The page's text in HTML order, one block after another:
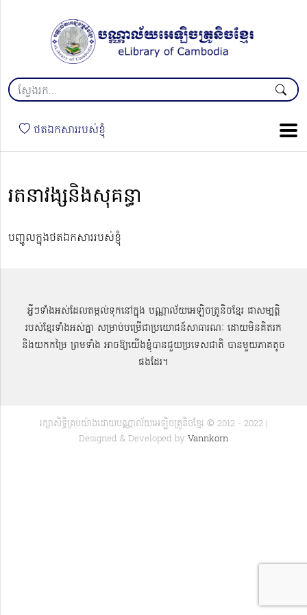
ថតឯកសាររបស់ខ្ញុំ
រតនាវង្សនិងសុគន្ធា
បញ្ចូលក្នុងថតឯកសាររបស់ខ្ញុំ
អ្វីៗទាំងអស់ដែលតម្កល់ទុកនៅក្នុង បណ្ណាល័យអេឡិចត្រូនិចខ្មែរ ជាសម្បតិ្ត
របស់ខ្មែរទាំងអស់គ្នា សម្រាប់បម្រើជាប្រយោជន៍សាធារណៈ ដោយមិនគិតរក
និងយកកម្រៃ ព្រមទាំង អាចឱ្យយើងខ្ញុំបានជួយប្រទេសជាតិ បានមួយភាគតូច
ផងដែរ។
រក្សាសិទ្ធិគ្រប់យ៉ាងដោយបណ្ណាល័យអេឡិចត្រូនិចខ្មែរ © 2012 - 2022 |
Designed & Developed by Vannkorn